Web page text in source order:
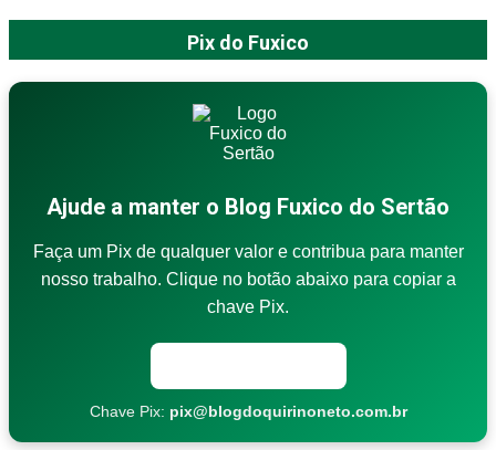
Pix do Fuxico
Ajude a manter o Blog Fuxico do Sertão
Faça um Pix de qualquer valor e contribua para manter
nosso trabalho. Clique no botão abaixo para copiar a
chave Pix.
Chave Pix: pix@blogdoquirinoneto.com.br